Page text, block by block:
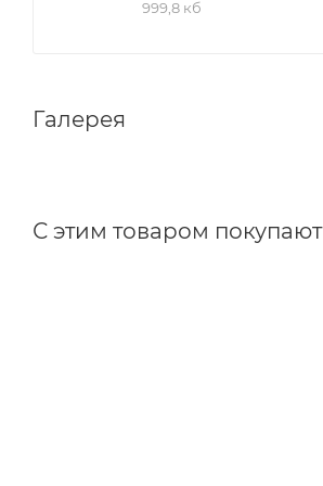
999,8 кб
Галерея
С этим товаром покупают